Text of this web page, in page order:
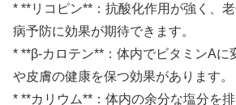
* **リコピン**：抗酸化作用が強く、
病予防に効果が期待できます。
* **β-カロテン**：体内でビタミンAに
や皮膚の健康を保つ効果があります。
* **カリウム**：体内の余分な塩分を